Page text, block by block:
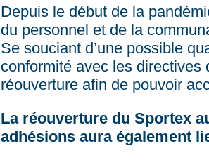
Depuis le début de la
du personnel et de la
Se souciant d’une possible
conformité avec les
réouverture afin de pouvoir
La réouverture du Sportex
adhésions aura également